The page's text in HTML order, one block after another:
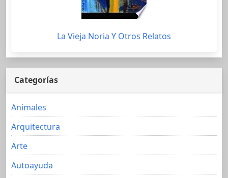
La Vieja Noria Y Otros Relatos
Categorías
Animales
Arquitectura
Arte
Autoayuda